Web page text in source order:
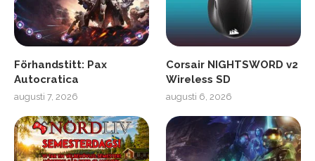
Förhandstitt: Pax
Autocratica
augusti 7, 2026
Corsair NIGHTSWORD v2
Wireless SD
augusti 6, 2026